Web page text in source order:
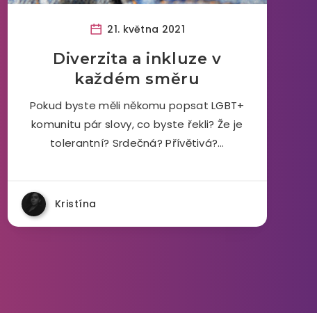
21. května 2021
Diverzita a inkluze v
každém směru
Pokud byste měli někomu popsat LGBT+
komunitu pár slovy, co byste řekli? Že je
tolerantní? Srdečná? Přívětivá?…
Kristína